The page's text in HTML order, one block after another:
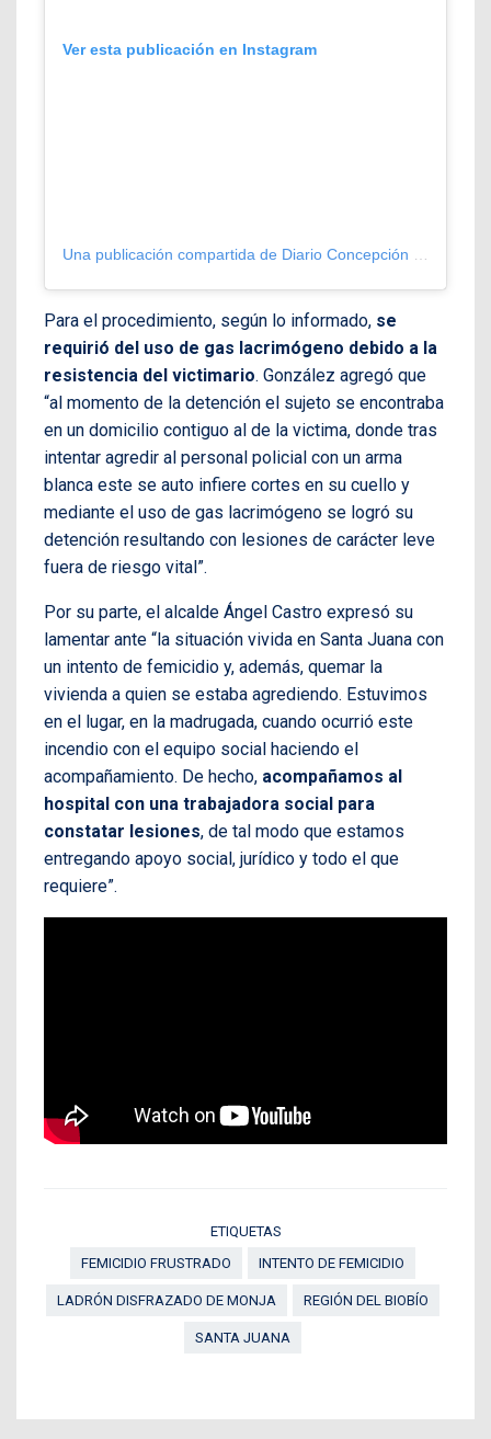
Ver esta publicación en Instagram
Para el procedimiento, según lo informado, se
requirió del uso de gas lacrimógeno debido a la
resistencia del victimario. González agregó que
“al momento de la detención el sujeto se encontraba
en un domicilio contiguo al de la victima, donde tras
intentar agredir al personal policial con un arma
blanca este se auto infiere cortes en su cuello y
mediante el uso de gas lacrimógeno se logró su
detención resultando con lesiones de carácter leve
fuera de riesgo vital”.
Por su parte, el alcalde Ángel Castro expresó su
lamentar ante “la situación vivida en Santa Juana con
un intento de femicidio y, además, quemar la
vivienda a quien se estaba agrediendo. Estuvimos
en el lugar, en la madrugada, cuando ocurrió este
incendio con el equipo social haciendo el
acompañamiento. De hecho, acompañamos al
hospital con una trabajadora social para
constatar lesiones, de tal modo que estamos
entregando apoyo social, jurídico y todo el que
requiere”.
ETIQUETAS
FEMICIDIO FRUSTRADO
INTENTO DE FEMICIDIO
LADRÓN DISFRAZADO DE MONJA REGIÓN DEL BIOBÍO
SANTA JUANA